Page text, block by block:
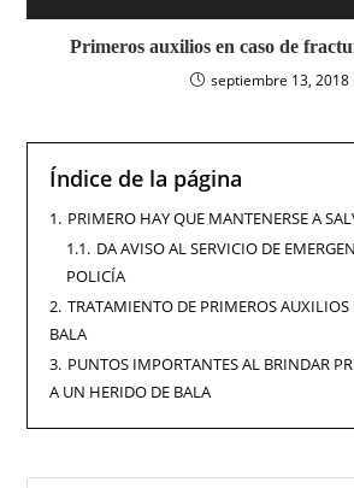
Primeros auxilios en caso de
septiembre 13, 2018
Índice de la página
1. PRIMERO HAY QUE MANTENERSE A
1.1. DA AVISO AL SERVICIO DE
POLICÍA
2. TRATAMIENTO DE PRIMEROS AUXILIOS
BALA
3. PUNTOS IMPORTANTES AL BRINDAR
A UN HERIDO DE BALA